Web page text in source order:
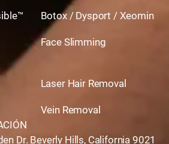
Botox / Dysport / Xeomin
Face Slimming
Laser Hair Removal
Vein Removal
Dr. Beverly Hills, California 9021